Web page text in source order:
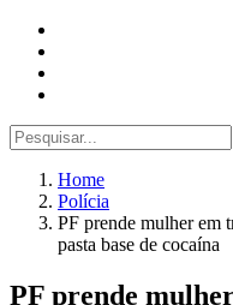
Home
Polícia
PF prende mulher em
pasta base de cocaína
PF prende